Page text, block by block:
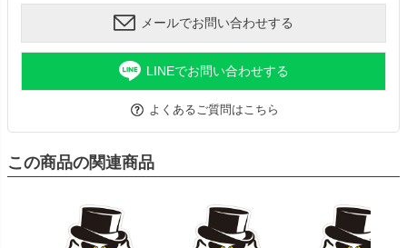
メールでお問い合わせする
LINEでお問い合わせする
よくあるご質問はこちら
この商品の関連商品